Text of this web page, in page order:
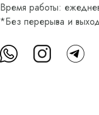
Время работы:
*Без перерыва и